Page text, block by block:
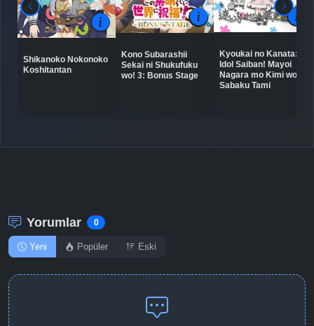
Bölüm No: 8 Detaylar İzle
Bölüm No: 9 Detaylar İzle
Bölüm No: 12
Shikanoko Nokonoko
Koshitantan
Kono Subarashii
Sekai ni Shukufuku
wo! 3: Bonus Stage
Kyoukai no Kanata:
Idol Saiban! Mayoi
Nagara mo Kimi wo
Sabaku Tami
Yorumlar 0
Yeni Popüler Eski